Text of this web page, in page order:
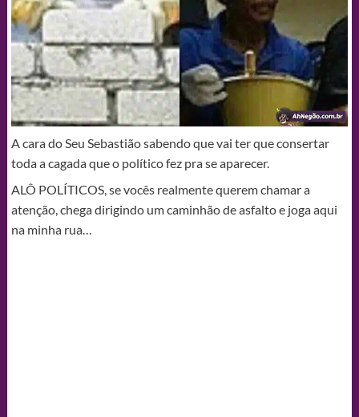
A cara do Seu Sebastião sabendo que vai ter que consertar
toda a cagada que o político fez pra se aparecer.
ALÔ POLÍTICOS, se vocês realmente querem chamar a
atenção, chega dirigindo um caminhão de asfalto e joga aqui
na minha rua…